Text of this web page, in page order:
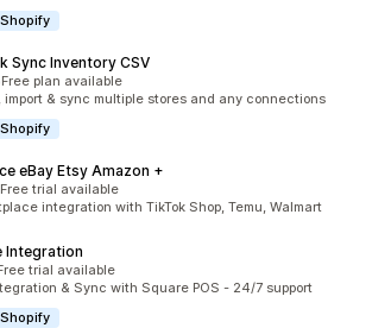
Sync Inventory CSV
Free plan available
import & sync multiple stores and any connections
eBay Etsy Amazon +
Free trial available
integration with TikTok Shop, Temu, Walmart
Integration
trial available
& Sync with Square POS - 24/7 support